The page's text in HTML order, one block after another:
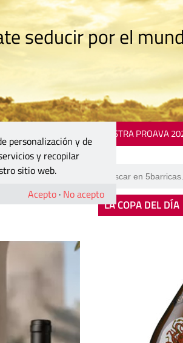
seducir por el
MOSTRA PROAVA
con
LA COPA DEL DÍA
personalización y de
y recopilar
sitio web.
Acepto · No acepto